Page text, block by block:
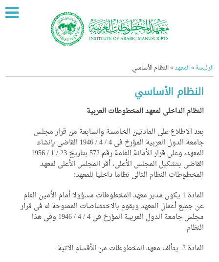
»المعهد»النظام الأساسي
الأساسي
الداخلى لمعهد المخطوطات العربية
الاطلاع على المادتين الخامسة والسابعة من قرار مجلس
جامعة الدول العربية المؤرخ فى 4 / 4 / 1946 القاضى بإنشاء
المعهد، وعلى قرار الأمانة العامة رقم 572 بتاريخ 23 / 1 / 1956
بتشكيل المجلس الأعلى، أقر المجلس الأعلى لمعهد
النظام التالى نظاما داخليا للمعهد:
المادة 1 يكون مدير معهد المخطوطات مسؤولا أمام الأمين العام
جميع أعمال المعهد ويقوم بالاختصاصات الممنوحة له فى قرار
مجلس جامعة الدول العربية المؤرخ فى 4 / 4 / 1946 وفى هذا